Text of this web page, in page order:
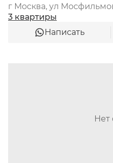
г Москва, ул
3 квартиры
Написать
Нет